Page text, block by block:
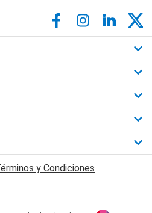
y Condiciones